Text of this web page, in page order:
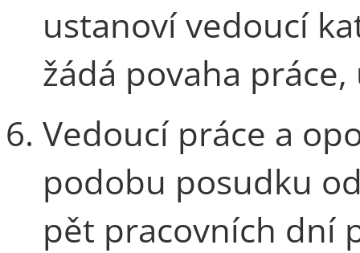
ustanoví vedoucí
žádá povaha
Vedoucí práce a
podobu posudku
pět pracovních dní